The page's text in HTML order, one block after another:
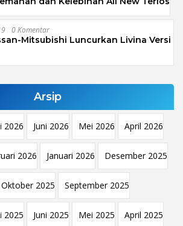
0 Komentar
Mitsubishi Luncurkan Livina Versi
Arsip
2026 Juni 2026 Mei 2026 April 2026
2026 Januari 2026 Desember 2025
Oktober 2025 September 2025
2025 Juni 2025 Mei 2025 April 2025